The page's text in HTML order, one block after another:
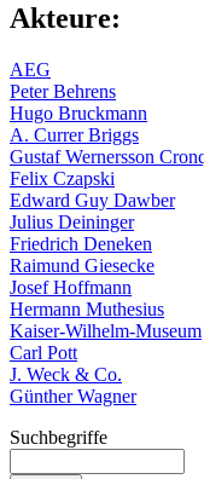
Akteure:
AEG
Peter Behrens
Hugo Bruckmann
A. Currer Briggs
Gustaf Wernersson
Felix Czapski
Edward Guy Dawber
Julius Deininger
Friedrich Deneken
Raimund Giesecke
Josef Hoffmann
Hermann Muthesius
Kaiser-Wilhelm-Museum
Carl Pott
J. Weck & Co.
Günther Wagner
Suchbegriffe